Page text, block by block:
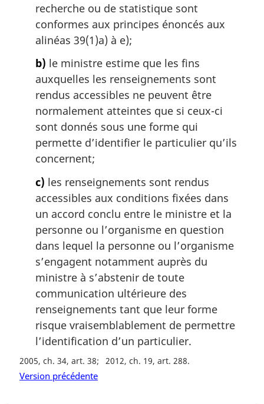
recherche ou de statistique sont
conformes aux principes énoncés aux
alinéas 39(1)a) à e);
b) le ministre estime que les fins
auxquelles les renseignements sont
rendus accessibles ne peuvent être
normalement atteintes que si ceux-ci
sont donnés sous une forme qui
permette d’identifier le particulier qu’ils
concernent;
c) les renseignements sont rendus
accessibles aux conditions fixées dans
un accord conclu entre le ministre et la
personne ou l’organisme en question
dans lequel la personne ou l’organisme
s’engagent notamment auprès du
ministre à s’abstenir de toute
communication ultérieure des
renseignements tant que leur forme
risque vraisemblablement de permettre
l’identification d’un particulier.
2005, ch. 34, art. 38 2012, ch. 19, art. 288
Version précédente